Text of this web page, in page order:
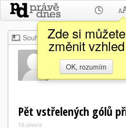
Zde si můžete
změnit vzhled
OK, rozumím
Souhrn Moje Z domova
Pět vstřelených gólů
18.února